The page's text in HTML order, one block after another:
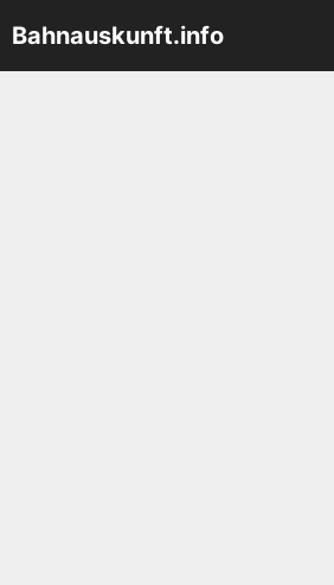
Inhalt
springen
Bahnauskunft.info